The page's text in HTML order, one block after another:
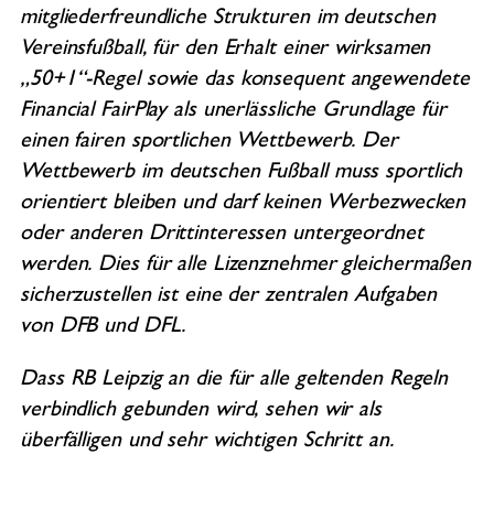
mitgliederfreundliche Strukturen im deutschen
Vereinsfußball, für den Erhalt einer wirksamen
„50+1“-Regel sowie das konsequent angewendete
Financial FairPlay als unerlässliche Grundlage für
einen fairen sportlichen Wettbewerb. Der
Wettbewerb im deutschen Fußball muss sportlich
orientiert bleiben und darf keinen Werbezwecken
oder anderen Drittinteressen untergeordnet
werden. Dies für alle Lizenznehmer gleichermaßen
sicherzustellen ist eine der zentralen Aufgaben
von DFB und DFL.
Dass RB Leipzig an die für alle geltenden Regeln
verbindlich gebunden wird, sehen wir als
überfälligen und sehr wichtigen Schritt an.